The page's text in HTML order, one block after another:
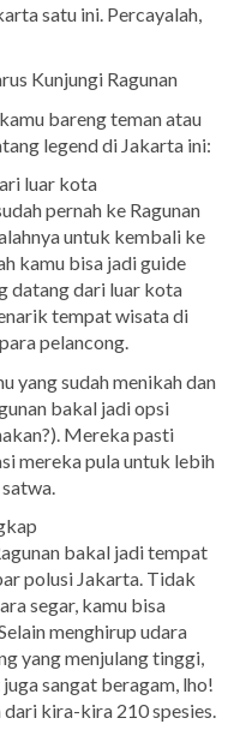
satu ini. Percayalah,
Kunjungi Ragunan
bareng teman atau
legend di Jakarta ini:
luar kota
pernah ke Ragunan
untuk kembali ke
kamu bisa jadi guide
datang dari luar kota
tempat wisata di
pelancong.
yang sudah menikah dan
bakal jadi opsi
Mereka pasti
mereka pula untuk lebih
bakal jadi tempat
polusi Jakarta. Tidak
segar, kamu bisa
menghirup udara
yang menjulang tinggi,
sangat beragam, lho!
kira-kira 210 spesies.